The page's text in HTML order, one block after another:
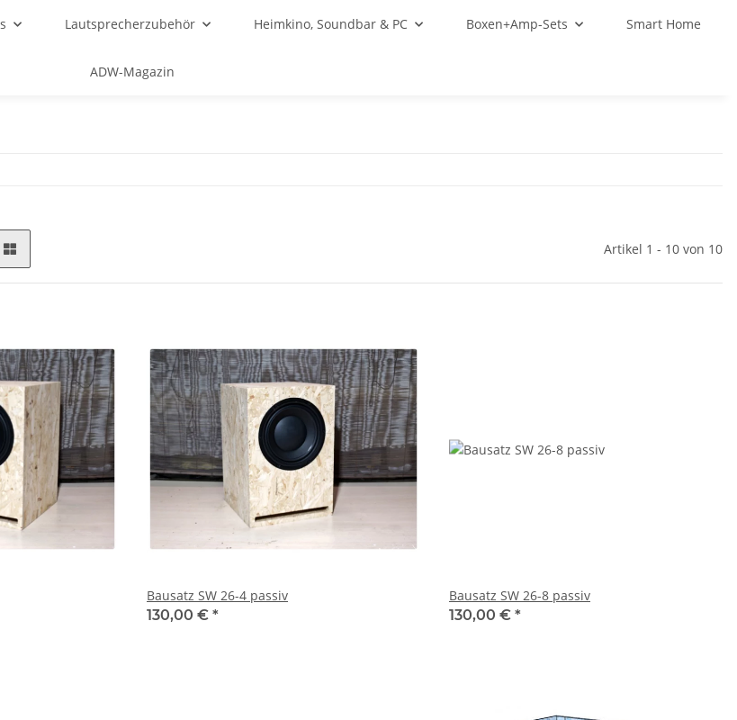
Lautsprecherzubehör Heimkino, Soundbar & PC Boxen+Amp-Sets Smart Home
ADW-Magazin
Artikel 1 - 10 von 10
Bausatz SW 26-4 passiv
130,00 € *
Bausatz SW 26-8 passiv
130,00 € *